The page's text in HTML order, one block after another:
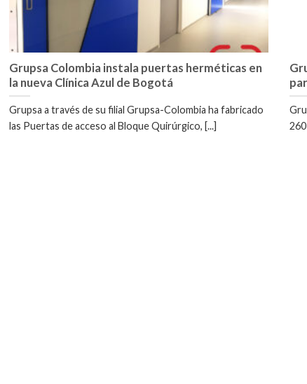
Grupsa Colombia instala puertas herméticas en
la nueva Clínica Azul de Bogotá
Grupsa a través de su filial Grupsa-Colombia ha fabricado
las Puertas de acceso al Bloque Quirúrgico, [...]